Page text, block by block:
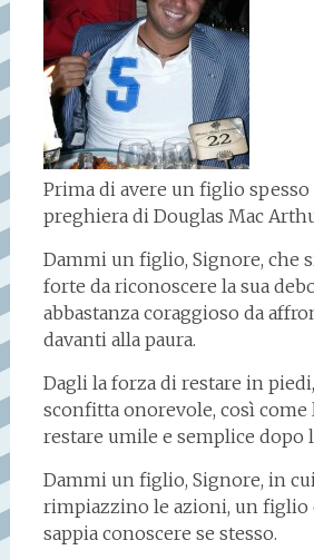
Prima di avere un figlio spesso
preghiera di Douglas Mac
Dammi un figlio, Signore, che
forte da riconoscere la sua
abbastanza coraggioso da
davanti alla paura.
Dagli la forza di restare in
sconfitta onorevole, così come
restare umile e semplice dopo
Dammi un figlio, Signore, in
rimpiazzino le azioni, un figlio
sappia conoscere se stesso.